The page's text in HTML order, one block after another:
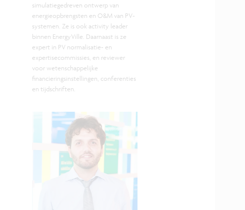
simulatiegedreven ontwerp van
energieopbrengsten en O&M van PV-
systemen. Ze is ook activity leader
binnen EnergyVille. Daarnaast is ze
expert in PV normalisatie- en
expertisecommissies, en reviewer
voor wetenschappelijke
financieringsinstellingen, conferenties
en tijdschriften.